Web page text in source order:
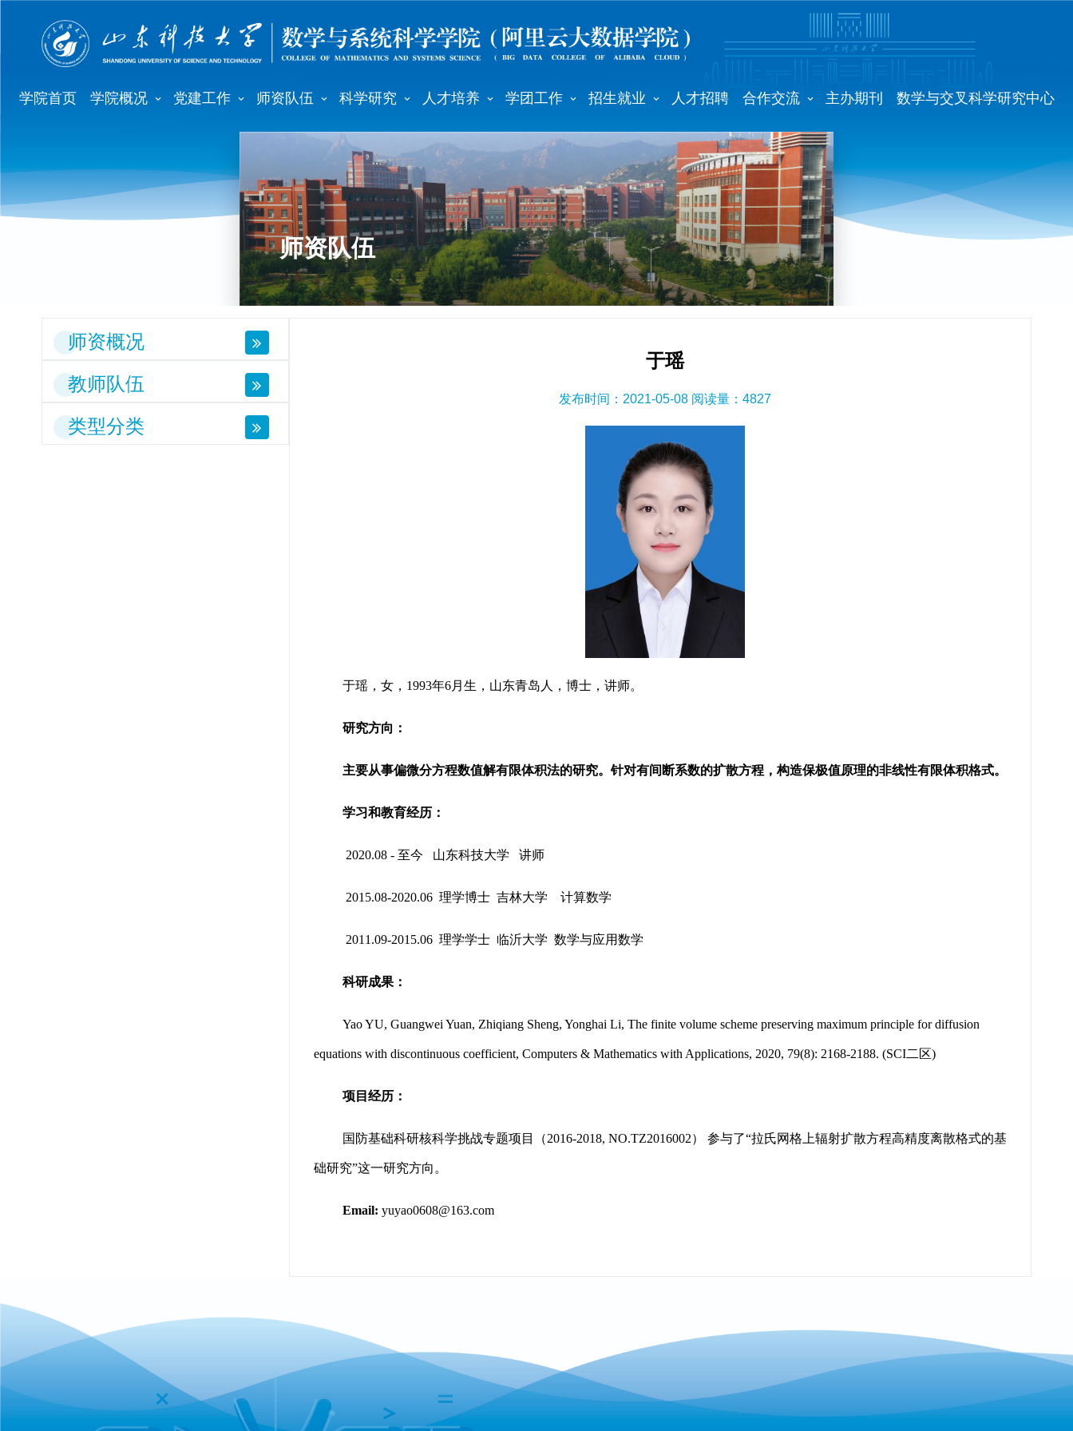
学院首页 学院概况 党建工作 师资队伍 科学研究 人才培养 学团工作 招生就业 人才招聘 合作交流 主办期刊 数学与交叉科学研究中心
师资队伍
师资概况
教师队伍
类型分类
于瑶
发布时间：2021-05-08 阅读量： 4827
于瑶，女，1993年6月生，山东青岛人，博士，讲师。
研究方向：
主要从事偏微分方程数值解有限体积法的研究。针对有间断系数的扩散方程，构造保极值原理的非线性有限体积格式。
学习和教育经历：
2020.08 - 至今 山东科技大学 讲师
2015.08-2020.06 理学博士 吉林大学 计算数学
2011.09-2015.06 理学学士 临沂大学 数学与应用数学
科研成果：
Yao YU, Guangwei Yuan, Zhiqiang Sheng, Yonghai Li, The finite volume scheme preserving maximum principle for diffusion
equations with discontinuous coefficient, Computers & Mathematics with Applications, 2020, 79(8): 2168-2188. (SCI二区)
项目经历：
国防基础科研核科学挑战专题项目（2016-2018, NO.TZ2016002） 参与了“拉氏网格上辐射扩散方程高精度离散格式的基
础研究”这一研究方向。
Email: yuyao0608@163.com